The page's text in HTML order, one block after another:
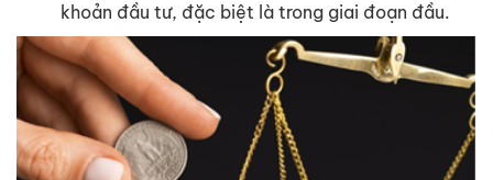
khoản đầu tư, đặc biệt là trong giai đoạn đầu.